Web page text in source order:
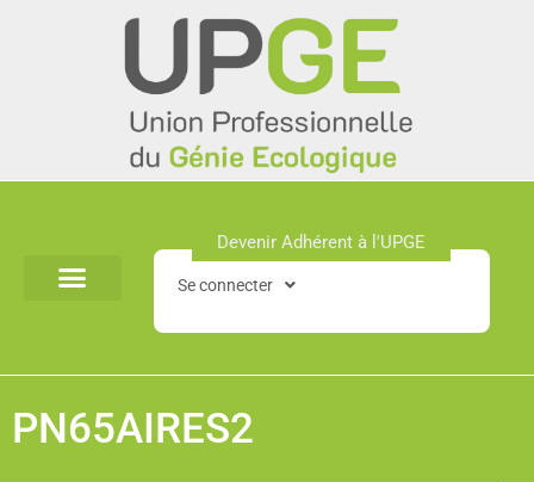
Devenir Adhérent à l'UPGE​
Se connecter
PN65AIRES2